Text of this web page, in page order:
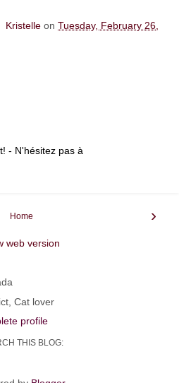
Kristelle onTuesday, February 26,
- N'hésitez pas à
›
Home
web version
Cat lover
profile
THIS BLOG: